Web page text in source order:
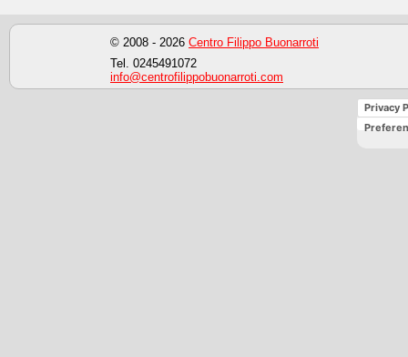
© 2008 - 2026 Centro Filippo Buonarroti
Tel. 0245491072
info@centrofilippobuonarroti.com
Privacy